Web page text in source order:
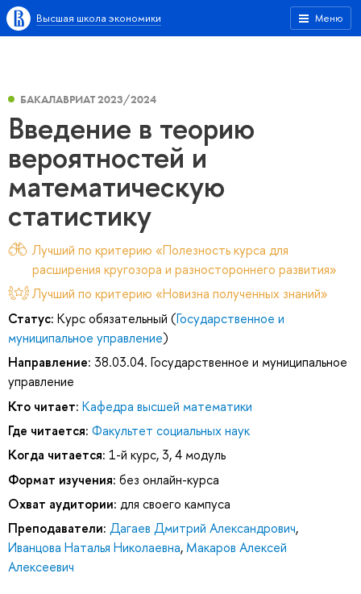
Меню
Высшая школа экономики
БАКАЛАВРИАТ 2023/2024
Введение в теорию
вероятностей и
математическую
статистику
Лучший по критерию «Полезность курса для
расширения кругозора и разностороннего развития»
Лучший по критерию «Новизна полученных знаний»
Статус: Курс обязательный (Государственное и
муниципальное управление)
Направление: 38.03.04. Государственное и муниципальное
управление
Кто читает: Кафедра высшей математики
Где читается: Факультет социальных наук
Когда читается: 1-й курс, 3, 4 модуль
Формат изучения: без онлайн-курса
Охват аудитории: для своего кампуса
Преподаватели: Дагаев Дмитрий Александрович,
Иванцова Наталья Николаевна, Макаров Алексей
Алексеевич